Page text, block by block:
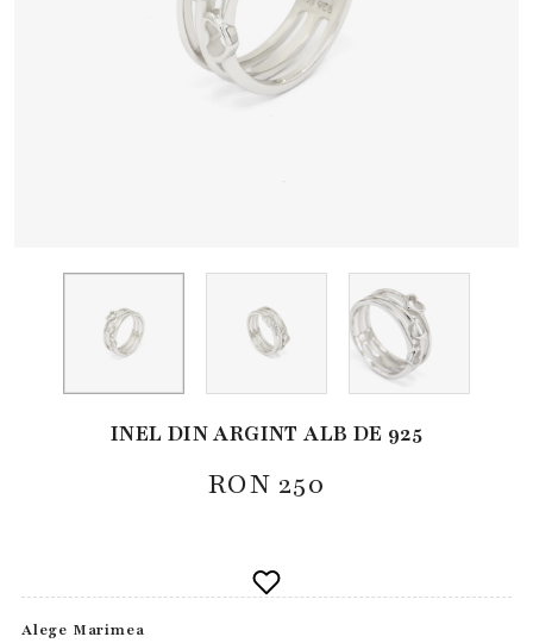
INEL DIN ARGINT ALB DE 925
RON 250
Alege Marimea